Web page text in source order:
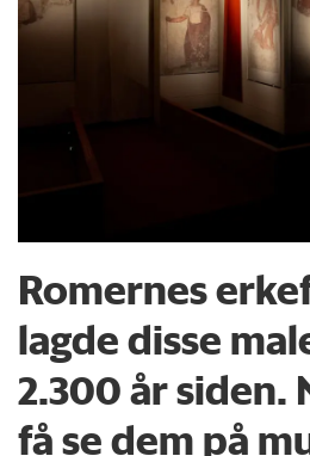
Romernes
lagde disse
2.300 år siden.
få se dem på